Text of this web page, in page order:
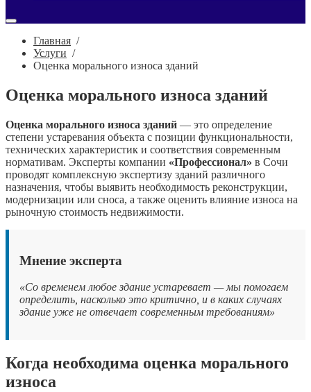
Главная /
Услуги /
Оценка морального износа зданий
Оценка морального износа зданий
Оценка морального износа зданий — это определение
степени устаревания объекта с позиции функциональности,
технических характеристик и соответствия современным
нормативам. Эксперты компании «Профессионал» в Сочи
проводят комплексную экспертизу зданий различного
назначения, чтобы выявить необходимость реконструкции,
модернизации или сноса, а также оценить влияние износа на
рыночную стоимость недвижимости.
Мнение эксперта
«Со временем любое здание устаревает — мы помогаем
определить, насколько это критично, и в каких случаях
здание уже не отвечает современным требованиям»
Когда необходима оценка морального
износа